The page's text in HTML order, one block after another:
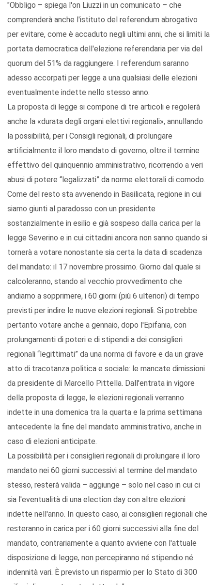
"Obbligo – spiega l'on Liuzzi in un comunicato – che
comprenderà anche l'istituto del referendum abrogativo
per evitare, come è accaduto negli ultimi anni, che si limiti la
portata democratica dell'elezione referendaria per via del
quorum del 51% da raggiungere. I referendum saranno
adesso accorpati per legge a una qualsiasi delle elezioni
eventualmente indette nello stesso anno.
La proposta di legge si compone di tre articoli e regolerà
anche la «durata degli organi elettivi regionali», annullando
la possibilità, per i Consigli regionali, di prolungare
artificialmente il loro mandato di governo, oltre il termine
effettivo del quinquennio amministrativo, ricorrendo a veri
abusi di potere “legalizzati” da norme elettorali di comodo.
Come del resto sta avvenendo in Basilicata, regione in cui
siamo giunti al paradosso con un presidente
sostanzialmente in esilio e già sospeso dalla carica per la
legge Severino e in cui cittadini ancora non sanno quando si
tornerà a votare nonostante sia certa la data di scadenza
del mandato: il 17 novembre prossimo. Giorno dal quale si
calcoleranno, stando al vecchio provvedimento che
andiamo a sopprimere, i 60 giorni (più 6 ulteriori) di tempo
previsti per indire le nuove elezioni regionali. Si potrebbe
pertanto votare anche a gennaio, dopo l'Epifania, con
prolungamenti di poteri e di stipendi a dei consiglieri
regionali “legittimati” da una norma di favore e da un grave
atto di tracotanza politica e sociale: le mancate dimissioni
da presidente di Marcello Pittella. Dall'entrata in vigore
della proposta di legge, le elezioni regionali verranno
indette in una domenica tra la quarta e la prima settimana
antecedente la fine del mandato amministrativo, anche in
caso di elezioni anticipate.
La possibilità per i consiglieri regionali di prolungare il loro
mandato nei 60 giorni successivi al termine del mandato
stesso, resterà valida – aggiunge – solo nel caso in cui ci
sia l'eventualità di una election day con altre elezioni
indette nell'anno. In questo caso, ai consiglieri regionali che
resteranno in carica per i 60 giorni successivi alla fine del
mandato, contrariamente a quanto avviene con l'attuale
disposizione di legge, non percepiranno né stipendio né
indennità vari. È previsto un risparmio per lo Stato di 300